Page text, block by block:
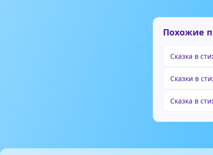
Похожие
Сказка в
Сказки в
Сказка в